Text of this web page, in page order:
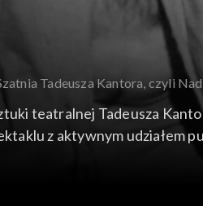
Tadeusza Kantora, czyli
teatralnej Tadeusza
z aktywnym udziałem
swoją wizję teatru.